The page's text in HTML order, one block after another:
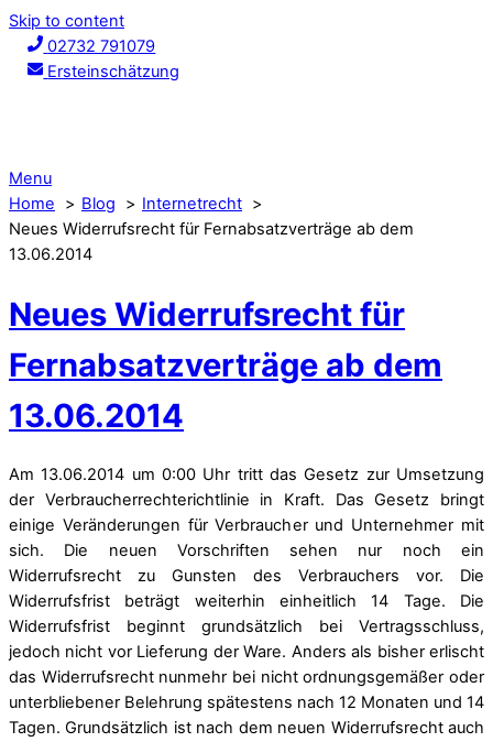
Skip to content
02732 791079
Ersteinschätzung
Menu
Home
Blog
Internetrecht
Neues Widerrufsrecht für Fernabsatzverträge ab dem
13.06.2014
Neues Widerrufsrecht für
Fernabsatzverträge ab dem
13.06.2014
Am 13.06.2014 um 0:00 Uhr tritt das Gesetz zur Umsetzung
der Verbraucherrechterichtlinie in Kraft. Das Gesetz bringt
einige Veränderungen für Verbraucher und Unternehmer mit
sich. Die neuen Vorschriften sehen nur noch ein
Widerrufsrecht zu Gunsten des Verbrauchers vor. Die
Widerrufsfrist beträgt weiterhin einheitlich 14 Tage. Die
Widerrufsfrist beginnt grundsätzlich bei Vertragsschluss,
jedoch nicht vor Lieferung der Ware. Anders als bisher erlischt
das Widerrufsrecht nunmehr bei nicht ordnungsgemäßer oder
unterbliebener Belehrung spätestens nach 12 Monaten und 14
Tagen. Grundsätzlich ist nach dem neuen Widerrufsrecht auch